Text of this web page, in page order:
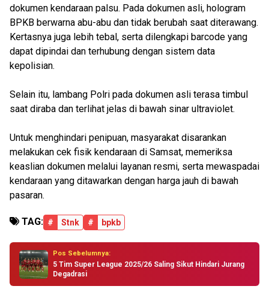
dokumen kendaraan palsu. Pada dokumen asli, hologram
BPKB berwarna abu-abu dan tidak berubah saat diterawang.
Kertasnya juga lebih tebal, serta dilengkapi barcode yang
dapat dipindai dan terhubung dengan sistem data
kepolisian.
Selain itu, lambang Polri pada dokumen asli terasa timbul
saat diraba dan terlihat jelas di bawah sinar ultraviolet.
Untuk menghindari penipuan, masyarakat disarankan
melakukan cek fisik kendaraan di Samsat, memeriksa
keaslian dokumen melalui layanan resmi, serta mewaspadai
kendaraan yang ditawarkan dengan harga jauh di bawah
pasaran.
TAG: # Stnk # bpkb
Pos Sebelumnya:
5 Tim Super League 2025/26 Saling Sikut Hindari Jurang
Degadrasi